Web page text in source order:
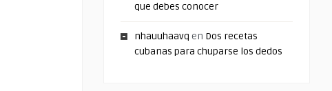
que debes conocer
nhauuhaavq en Dos recetas
cubanas para chuparse los dedos